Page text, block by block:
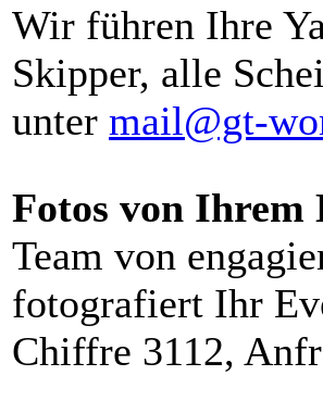
Wir führen Ihre
Skipper, alle
unter mail@gt-
Fotos von Ihrem
Team von
fotografiert Ihr
Chiffre 3112,